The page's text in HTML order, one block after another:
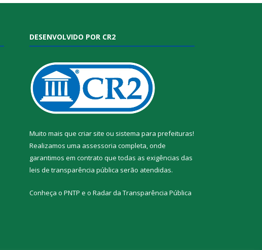
DESENVOLVIDO POR CR2
Muito mais que criar site ou sistema para prefeituras!
Realizamos uma assessoria completa, onde
garantimos em contrato que todas as exigências das
leis de transparência pública serão atendidas.
Conheça o PNTP e o Radar da Transparência Pública